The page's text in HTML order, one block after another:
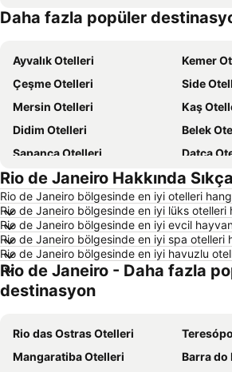
Kıbrıs Otelleri
Türkiye
Daha fazla popüler
Ayvalık Otelleri
Kemer
Çeşme Otelleri
Side
Mersin Otelleri
Kaş
Didim Otelleri
Belek
Sapanca Otelleri
Datça
İstanbul Otelleri
Alaçatı
İzmir Otelleri
Ankara
Bozcaada Otelleri
Çanakkale Otelleri
Erdek Otelleri
Ege
Aydın Çevresi Otelleri
Ege Bölgesi Otelleri
Akdeniz
Çanakkale Çevresi Otelleri
Samos
Rio de Janeiro Hakkında
Rio de Janeiro bölgesinde en iyi otelleri
Rio de Janeiro bölgesinde en iyi lüks otelleri
Rio de Janeiro bölgesinde en iyi evcil
Rio de Janeiro bölgesinde en iyi spa otelleri
Rio de Janeiro bölgesinde en iyi havuzlu
Rio de Janeiro - Daha fazla
destinasyon
Rio das Ostras Otelleri
Mangaratiba Otelleri
Barra do